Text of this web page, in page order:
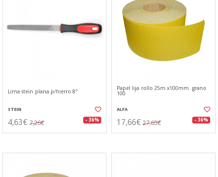
Lima stein plana p/hierro 8"
STEIN
4,63€ 7,26€ - 36%
Papel lija rollo 25m.x100mm. grano
100
ALFA
17,66€ 27,65€ - 36%